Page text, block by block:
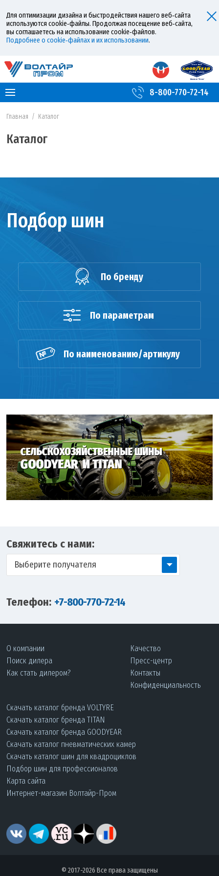
Для оптимизации дизайна и быстродействия нашего веб‑сайта
используются cookie‑файлы. Продолжая посещение веб‑сайта,
вы соглашаетесь на использование cookie‑файлов.
Подробнее о cookie‑файлах и их использовании.
8-800-770-72-14
Главная / Каталог
Каталог
Подбор шин
По бренду
По параметрам
По наименованию/артикулу
Свяжитесь с нами:
Выберите получателя
Телефон: +7-800-770-72-14
О компании
Поиск дилера
Как стать дилером?
Качество
Пресс-центр
Контакты
Конфиденциальность
Скачать каталог бренда VOLTYRE
Скачать каталог бренда TITAN
Скачать каталог бренда GOODYEAR
Скачать каталог пневматических камер
Скачать каталог шин для квадроциклов
Подбор шин для профессионалов
Карта сайта
Интернет-магазин Волтайр-Пром
© 2017-2026 Все права защищены